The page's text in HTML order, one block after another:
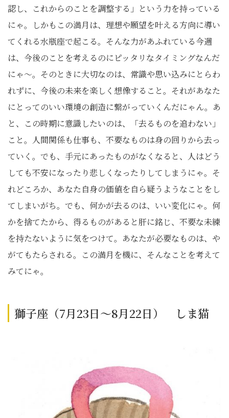
認し、これからのことを調整する」という力を持っている
にゃ。しかもこの満月は、理想や願望を叶える方向に導い
てくれる水瓶座で起こる。そんな力があふれている今週
は、今後のことを考えるのにピッタリなタイミングなんだ
にゃ〜。そのときに大切なのは、常識や思い込みにとらわ
れずに、今後の未来を楽しく想像すること。それがあなた
にとってのいい環境の創造に繋がっていくんだにゃん。あ
と、この時期に意識したいのは、「去るものを追わない」
こと。人間関係も仕事も、不要なものは身の回りから去っ
ていく。でも、手元にあったものがなくなると、人はどう
しても不安になったり悲しくなったりしてしまうにゃ。そ
れどころか、あなた自身の価値を自ら疑うようなことをし
てしまいがち。でも、何かが去るのは、いい変化にゃ。何
かを捨てたから、得るものがあると肝に銘じ、不要な未練
を持たないように気をつけて。あなたが必要なものは、や
がてもたらされる。この満月を機に、そんなことを考えて
みてにゃ。
獅子座（7月23日～8月22日） しま猫